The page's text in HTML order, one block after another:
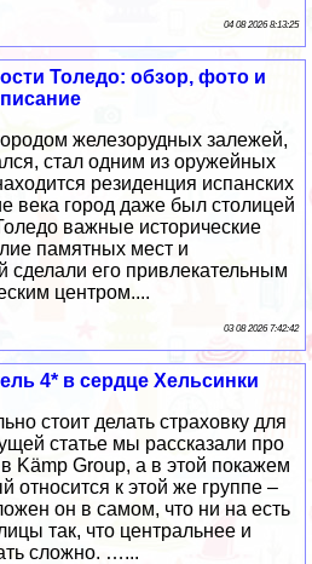
04 08 2026 8:13:25
Толедо: обзор, фото и
железорудных залежей,
стал одним из оружейных
резиденция испанских
века город даже был столицей
важные исторические
памятных мест и
сделали его привлекательным
центром....
03 08 2026 7:42:42
4* в сердце Хельсинки
стоит делать страховку для
статье мы рассказали про
Kämp Group, а в этой покажем
относится к этой же группе –
он в самом, что ни на есть
так, что центральнее и
сложно. …...